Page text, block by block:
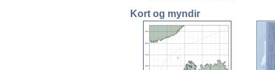
Kort og myndir